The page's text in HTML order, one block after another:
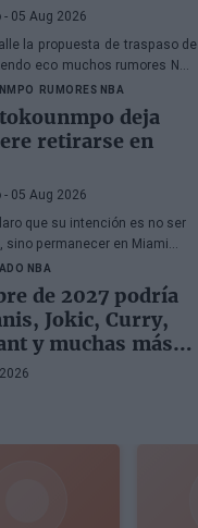
- 05 Aug 2026
la propuesta de traspaso de
eco muchos rumores NBA
RUMORES NBA
deja
retirarse en
- 05 Aug 2026
que su intención es no ser
sino permanecer en Miami
días en la NBA.
NBA
de 2027 podría
Jokic, Curry,
y muchas más